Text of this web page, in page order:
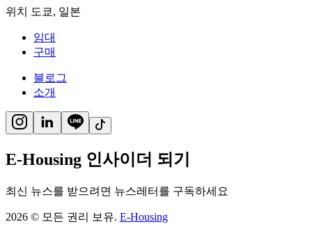
위치 도쿄, 일본
임대
구매
블로그
소개
E-Housing 인사이더 되기
최신 뉴스를 받으려면 뉴스레터를 구독하세요
2026 © 모든 권리 보유. E-Housing